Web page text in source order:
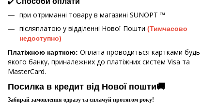
при отриманні товару в магазині SUNOPT ™
післяплатою у відділенні Нової Пошти (Тимчасово
недоступно)
Платіжною карткою: Оплата проводиться картками будь-
якого банку, приналежних до платіжних систем Visa та
MasterCard.
Посилка в кредит від Нової пошти🚚
Забирай замовлення одразу та сплачуй протягом року!